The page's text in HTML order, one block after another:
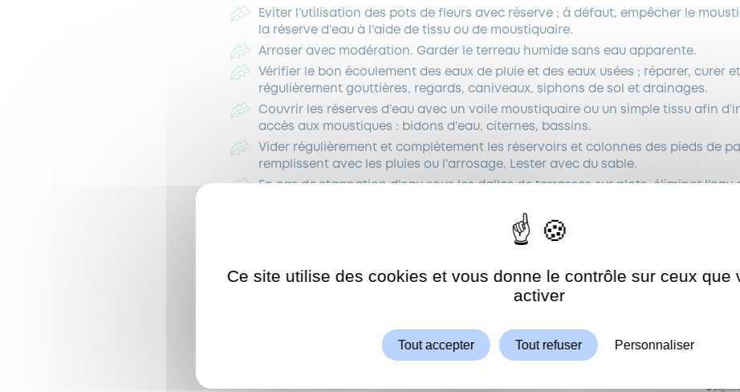
Eviter l’utilisation des pots de fleurs avec réserve ; à défaut, empêcher le
la réserve d’eau à l’aide de tissu ou de moustiquaire.
Arroser avec modération. Garder le terreau humide sans eau apparente.
Vérifier le bon écoulement des eaux de pluie et des eaux usées ; réparer, curer
régulièrement gouttières, regards, caniveaux, siphons de sol et drainages.
Couvrir les réserves d’eau avec un voile moustiquaire ou un simple tissu afin
accès aux moustiques : bidons d’eau, citernes, bassins.
Vider régulièrement et complètement les réservoirs et colonnes des pieds de
remplissent avec les pluies ou l’arrosage. Lester avec du sable.
En cas de stagnation d’eau sous les dalles de terrasses sur plots, éliminer l’eau
Si vous possédez une climatisation, assurez-vous très régulièrement que le bac
Ne laissons pas le moustique tigre s’installer dans notre Ville !
Autoriser
Ce site utilise des cookies et vous donne le contrôle sur ceux que
activer
Tout accepter Tout refuser Personnaliser